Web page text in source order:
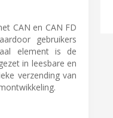
CAN en CAN FD
gebruikers
element is de
in leesbare en
verzending van